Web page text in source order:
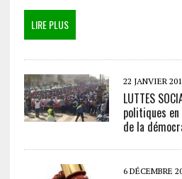
LIRE PLUS
22 JANVIER
LUTTES
politiques en
de la
6 DÉCEMBRE